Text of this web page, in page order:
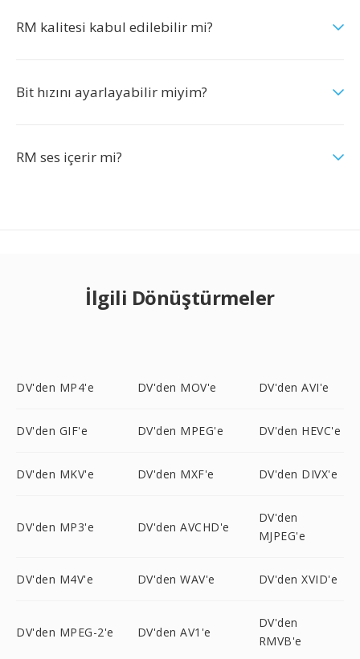
RM kalitesi kabul edilebilir mi?
Bit hızını ayarlayabilir miyim?
RM ses içerir mi?
İlgili Dönüştürmeler
DV'den MP4'e DV'den MOV'e DV'den AVI'e
DV'den GIF'e DV'den MPEG'e DV'den HEVC'e
DV'den MKV'e DV'den MXF'e DV'den DIVX'e
DV'den MP3'e DV'den AVCHD'e
DV'den
MJPEG'e
DV'den M4V'e DV'den WAV'e DV'den XVID'e
DV'den MPEG-2'e DV'den AV1'e
DV'den
RMVB'e